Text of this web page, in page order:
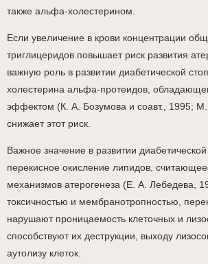
также альфа-холестерином.
Если увеличение в крови концентрации
триглицеридов повышает риск развития
важную роль в развитии диабетической
холестерина альфа-протеидов,
эффектом (К. А. Бозумова и соавт., 1995; М.
снижает этот риск.
Важное значение в развитии
перекисное окисление липидов,
механизмов атерогенеза (Е. А. Лебедева,
токсичностью и мембранотропностью,
нарушают проницаемость клеточных и
способствуют их деструкции, выходу
аутолизу клеток.